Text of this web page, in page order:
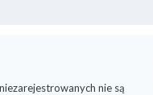
nie są